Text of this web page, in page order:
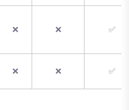
❌ ❌ ✅
❌ ❌ ✅